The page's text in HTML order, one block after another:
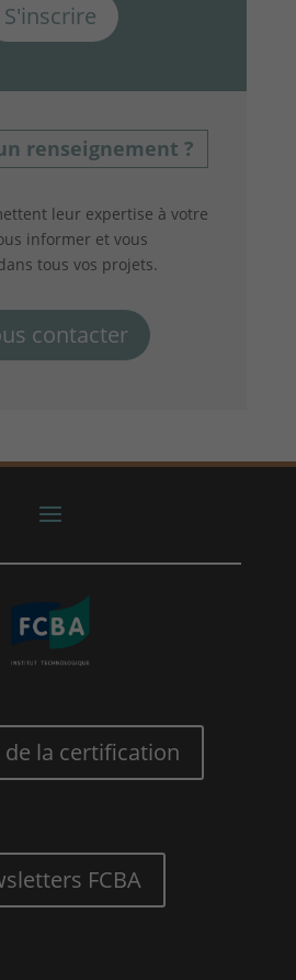
S'inscrire
renseignement ?
leur expertise à votre
informer et vous
tous vos projets.
contacter
de la certification
FCBA